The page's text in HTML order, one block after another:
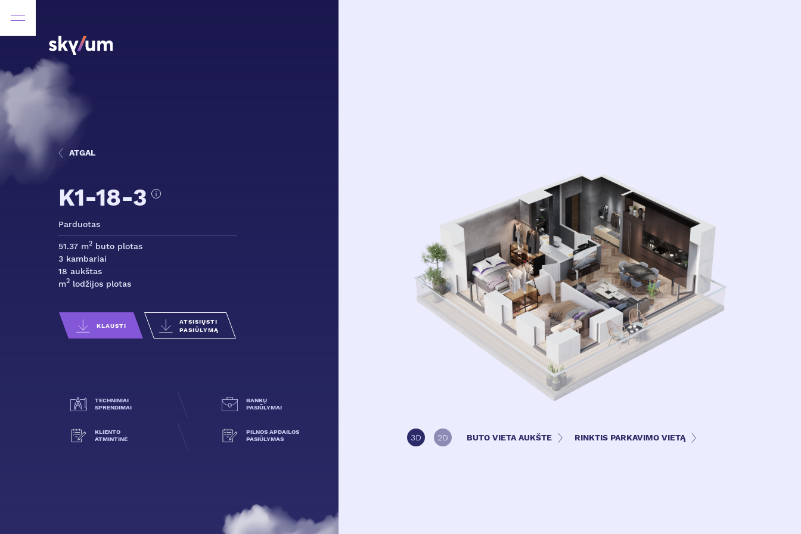
ATGAL
K1-18-3
Parduotas
51.37 m2 buto plotas
3 kambariai
18 aukštas
m2 lodžijos plotas
KLAUSTI
ATSISIŲSTI
PASIŪLYMĄ
TECHNINIAI
SPRENDIMAI
BANKŲ
PASIŪLYMAI
KLIENTO
ATMINTINĖ
PILNOS APDAILOS
PASIŪLYMAS
3D 2D BUTO VIETA AUKŠTE RINKTIS PARKAVIMO VIETĄ